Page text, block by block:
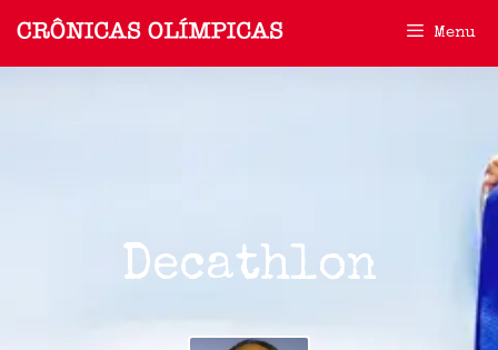
Menu
Decathlon